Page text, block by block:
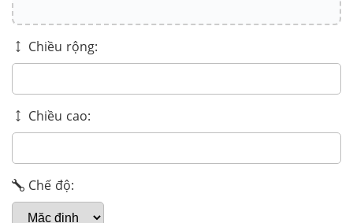
Chiều rộng:
Chiều cao:
Chế độ: